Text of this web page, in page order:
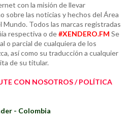
con la misión de llevar
sobre las noticias y hechos del Área
Todos las marcas registradas
respectiva o de#XENDERO.FM Se
o parcial de cualquiera de los
así como su traducción a cualquier
de su titular.
CON NOSOTROS / POLÍTICA
- Colombia